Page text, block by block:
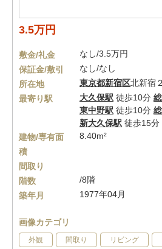
3.5万円
敷金/礼金
なし/3.5万円
保証金/敷引
なし/なし
所在地
東京都新宿区北新宿
最寄り駅
大久保駅 徒歩10分
東中野駅 徒歩10分
新大久保駅 徒歩15分
建物/専有面
積
8.40m²
間取り
階数
/8階
築年月
1977年04月
画像カテゴリ
外観 間取り リビング